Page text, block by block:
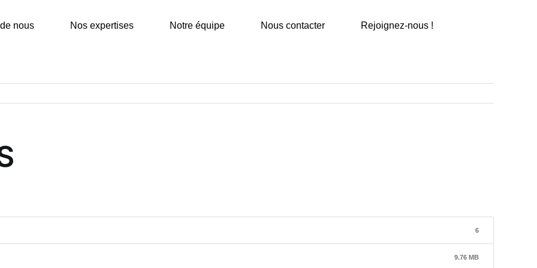
nous Nos expertises Notre équipe Nous contacter Rejoignez-nous !
6
9.76 MB